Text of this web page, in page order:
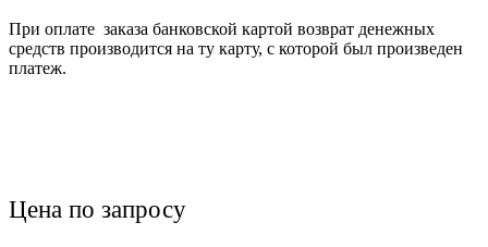
При оплате заказа банковской картой возврат денежных
средств производится на ту карту, с которой был произведен
платеж.
Цена по запросу